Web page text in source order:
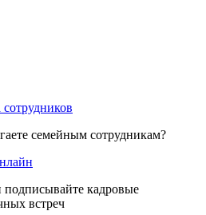
семейным сотрудникам?
подписывайте кадровые
встреч